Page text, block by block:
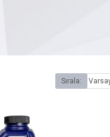
Sırala: